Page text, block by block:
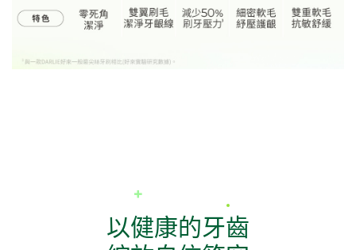
以健康的牙齒